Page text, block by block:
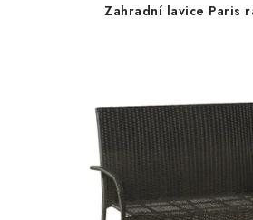
Zahradní lavice Paris